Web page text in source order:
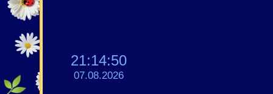
21:14:50
07.08.2026